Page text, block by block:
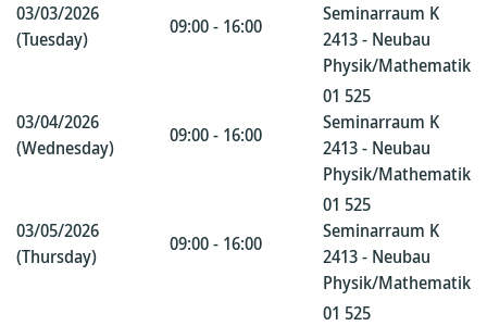
03/03/2026
(Tuesday)
09:00 - 16:00
Seminarraum K
2413 - Neubau
Physik/Mathematik
03/04/2026
(Wednesday)
09:00 - 16:00
01 525
Seminarraum K
2413 - Neubau
Physik/Mathematik
03/05/2026
(Thursday)
09:00 - 16:00
01 525
Seminarraum K
2413 - Neubau
Physik/Mathematik
01 525